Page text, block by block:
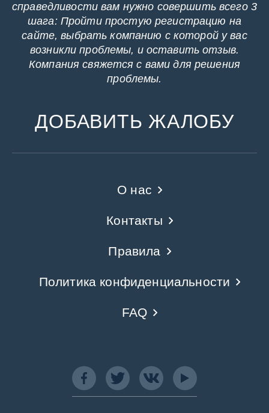
справедливости вам нужно совершить всего 3
шага: Пройти простую регистрацию на
сайте, выбрать компанию с которой у вас
возникли проблемы, и оставить отзыв.
Компания свяжется с вами для решения
проблемы.
ДОБАВИТЬ ЖАЛОБУ
О нас
Контакты
Правила
Политика конфиденциальности
FAQ